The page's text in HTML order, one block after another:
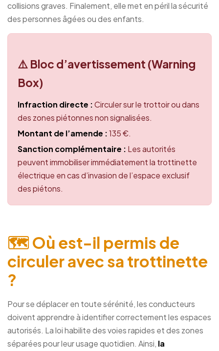
collisions graves. Finalement, elle met en péril la sécurité
des personnes âgées ou des enfants.
⚠️ Bloc d’avertissement (Warning
Box)
Infraction directe :Circuler sur le trottoir ou dans
des zones piétonnes non signalisées.
Montant de l’amende :135 €.
Sanction complémentaire : Les autorités
peuvent immobiliser immédiatement la trottinette
électrique en cas d’invasion de l’espace exclusif
des piétons.
🗺️ Où est-il permis de
circuler avec sa trottinette
?
Pour se déplacer en toute sérénité, les conducteurs
doivent apprendre à identifier correctement les espaces
autorisés. La loi habilite des voies rapides et des zones
séparées pour leur usage quotidien. Ainsi, la